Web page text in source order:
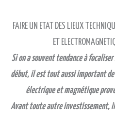
FAIRE UN ETAT DES LIEUX
ET
Si on a souvent tendance à
début, il est tout aussi important de
électrique et magnétique
Avant toute autre investissement,